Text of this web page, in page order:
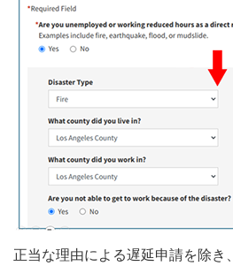
正当な理由による遅延申請を除き、